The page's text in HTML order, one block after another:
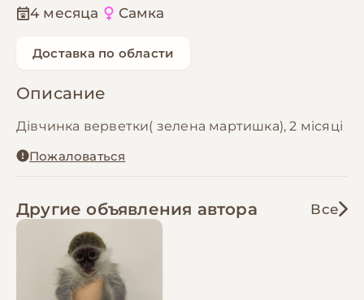
4 месяца Самка
Доставка по области
Описание
Дівчинка верветки( зелена мартишка), 2 місяці
Пожаловаться
Другие объявления автора Все